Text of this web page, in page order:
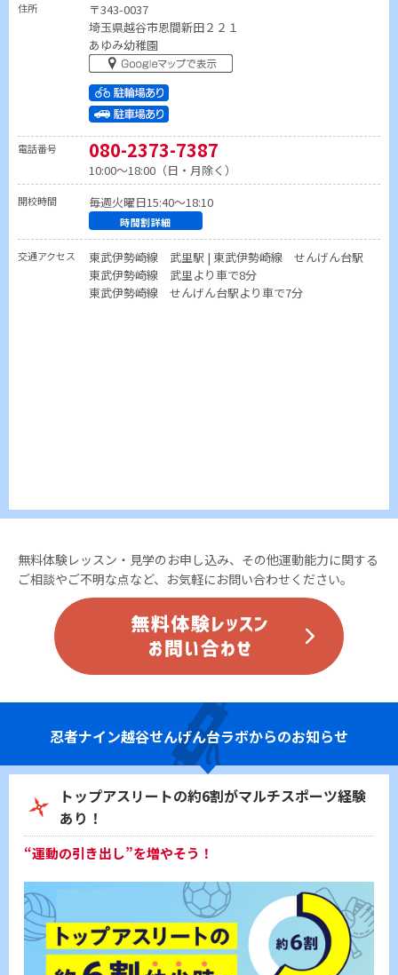
住所
〒343-0037
埼玉県越谷市恩間新田２２１
あゆみ幼稚園
電話番号 080-2373-7387
10:00～18:00（日・月除く）
開校時間 毎週火曜日15:40～18:10
時間割詳細
交通アクセス
東武伊勢崎線 武里駅 | 東武伊勢崎線 せんげん台駅
東武伊勢崎線 武里より車で8分
東武伊勢崎線 せんげん台駅より車で7分
無料体験レッスン・見学のお申し込み、その他運動能力に関する
ご相談やご不明な点など、お気軽にお問い合わせください。
忍者ナイン越谷せんげん台ラボからのお知らせ
トップアスリートの約6割がマルチスポーツ経験
あり！
“運動の引き出し”を増やそう！